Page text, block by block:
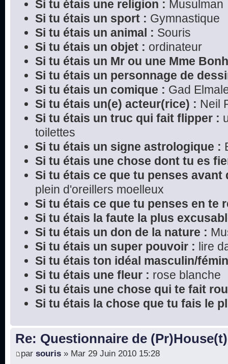
Si tu étais une religion : Musulman
Si tu étais un sport : Gymnastique
Si tu étais un animal : Souris
Si tu étais un objet : ordinateur
Si tu étais un Mr ou une Mme
Si tu étais un personnage de
Si tu étais un comique : Gad
Si tu étais un(e) acteur(rice) : Neil
Si tu étais un truc qui fait flipper :
toilettes
Si tu étais un signe astrologique :
Si tu étais une chose dont tu es
Si tu étais ce que tu penses avant
plein d'oreillers moelleux
Si tu étais ce que tu penses en te
Si tu étais la faute la plus
Si tu étais un don de la nature :
Si tu étais un super pouvoir : lire
Si tu étais ton idéal masculin/
Si tu étais une fleur : rose blanche
Si tu étais une chose qui te fait
Si tu étais la chose que tu fais le
Re: Questionnaire de (Pr)House(t)
par souris » Mar 29 Juin 2010 15:28